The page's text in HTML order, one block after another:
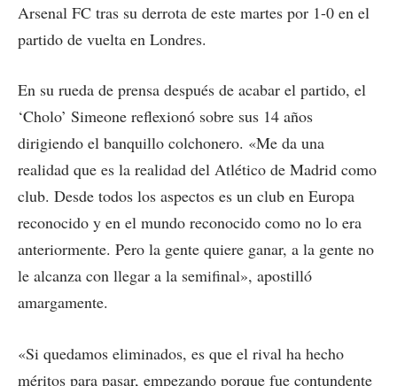
Arsenal FC tras su derrota de este martes por 1-0 en el
partido de vuelta en Londres.
En su rueda de prensa después de acabar el partido, el
‘Cholo’ Simeone reflexionó sobre sus 14 años
dirigiendo el banquillo colchonero. «Me da una
realidad que es la realidad del Atlético de Madrid como
club. Desde todos los aspectos es un club en Europa
reconocido y en el mundo reconocido como no lo era
anteriormente. Pero la gente quiere ganar, a la gente no
le alcanza con llegar a la semifinal», apostilló
amargamente.
«Si quedamos eliminados, es que el rival ha hecho
méritos para pasar, empezando porque fue contundente